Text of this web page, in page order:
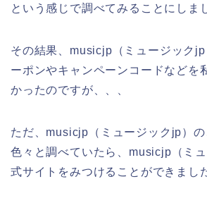
という感じで調べてみることにしま
その結果、musicjp（ミュージックjp
ーポンやキャンペーンコードなどを
かったのですが、、、
ただ、musicjp（ミュージックjp）
色々と調べていたら、musicjp（ミ
式サイトをみつけることができまし